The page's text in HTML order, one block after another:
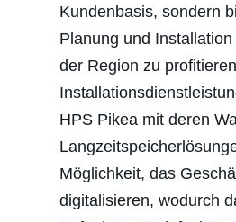
Kundenbasis, sondern
Planung und
der Region zu
HPS Pikea mit deren
Möglichkeit, das
digitalisieren, wodurch